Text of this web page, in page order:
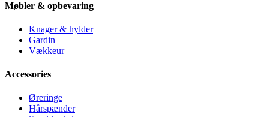
Møbler & opbevaring
Knager & hylder
Gardin
Vækkeur
Accessories
Øreringe
Hårspænder